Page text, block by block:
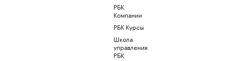
РБК
Компании
РБК Курсы
Школа
управления
РБК